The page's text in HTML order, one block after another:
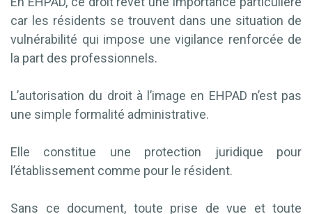
car les résidents se trouvent dans une situation de
vulnérabilité qui impose une vigilance renforcée de
la part des professionnels.
L’autorisation du droit à l’image en EHPAD n’est pas
une simple formalité administrative.
Elle constitue une protection juridique pour
l’établissement comme pour le résident.
Sans ce document, toute prise de vue et toute